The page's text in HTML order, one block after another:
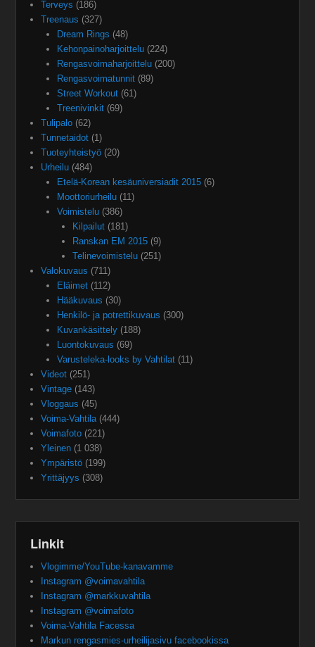
Terveys (186)
Treenaus (327)
Dream Rings (48)
Kehonpainoharjoittelu(224)
Rengasvoimaharjoittelu(200)
Rengasvoimatunnit(89)
Street Workout(61)
Treenivinkit(69)
Tulipalo (62)
Tunnetaidot (1)
Tuoteyhteistyö (20)
Urheilu (484)
Etelä-Korean kesäuniversiadit 2015(6)
Moottoriurheilu(11)
Voimistelu(386)
Kilpailut (181)
Ranskan EM 2015 (9)
Telinevoimistelu (251)
Valokuvaus (711)
Eläimet(112)
Hääkuvaus (30)
Henkilö- ja potrettikuvaus (300)
Kuvankäsittely(188)
Luontokuvaus (69)
Varusteleka-looks by Vahtilat(11)
Videot (251)
Vintage (143)
Vloggaus (45)
Voima-Vahtila(444)
Voimafoto (221)
Yleinen (1 038)
Ympäristö (199)
Yrittäjyys (308)
Linkit
Vlogimme/YouTube-kanavamme
Instagram @voimavahtila
Instagram @markkuvahtila
Instagram @voimafoto
Voima-Vahtila Facessa
Markun rengasmies-urheilijasivu facebookissa